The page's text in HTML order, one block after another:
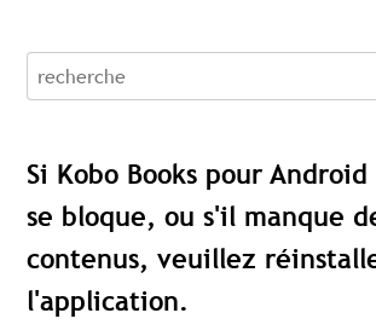
recherche
Si Kobo Books pour
se bloque, ou s'il manque
contenus, veuillez
l'application.